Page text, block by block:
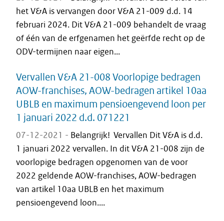
het V&A is vervangen door V&A 21-009 d.d. 14
februari 2024. Dit V&A 21-009 behandelt de vraag
of één van de erfgenamen het geërfde recht op de
ODV-termijnen naar eigen...
Vervallen V&A 21-008 Voorlopige bedragen
AOW-franchises, AOW-bedragen artikel 10aa
UBLB en maximum pensioengevend loon per
1 januari 2022 d.d. 071221
07-12-2021 - Belangrijk! Vervallen Dit V&A is d.d.
1 januari 2022 vervallen. In dit V&A 21-008 zijn de
voorlopige bedragen opgenomen van de voor
2022 geldende AOW-franchises, AOW-bedragen
van artikel 10aa UBLB en het maximum
pensioengevend loon....